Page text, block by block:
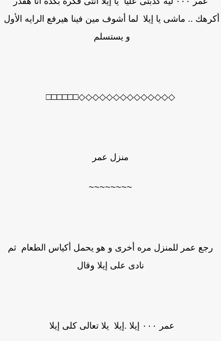
.. ماشى يا إيلا لما أشوف مين فينا هيرفع الرايه الأول
و يستسلم
◇◇◇◇◇◇◇◇◇◇◇◇◇◇□□□□□□
منزل عمر
~~~~~~~~
عمر للمنزل مره أخرى و هو يحمل أكياس الطعام ثم
نادى على إيلا وقال
عمر ٠٠٠ إيلا .إيلا يلا تعالى كلى إيلا